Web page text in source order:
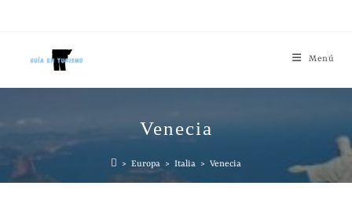
Menú
Venecia
> Europa > Italia > Venecia